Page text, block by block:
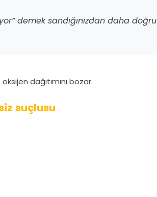
demek sandığınızdan daha doğru
dağıtımını bozar.
suçlusu